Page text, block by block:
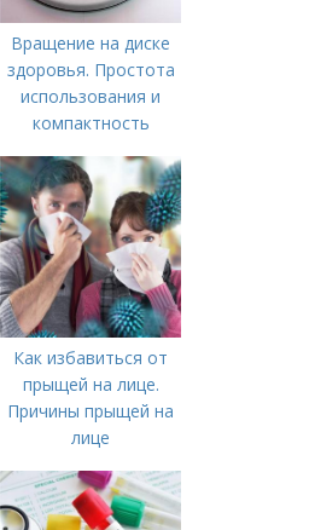
Вращение на диске
здоровья. Простота
использования и
компактность
Как избавиться от
прыщей на лице.
Причины прыщей на
лице